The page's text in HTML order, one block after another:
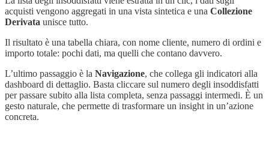
acquisti vengono aggregati in una vista sintetica e una Collezione
Derivata unisce tutto.
Il risultato è una tabella chiara, con nome cliente, numero di ordini e
importo totale: pochi dati, ma quelli che contano davvero.
L’ultimo passaggio è la Navigazione, che collega gli indicatori alla
dashboard di dettaglio. Basta cliccare sul numero degli insoddisfatti
per passare subito alla lista completa, senza passaggi intermedi. È un
gesto naturale, che permette di trasformare un insight in un’azione
concreta.